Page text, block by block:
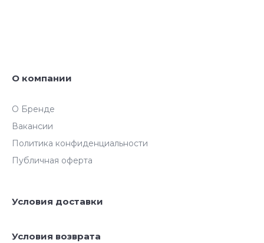
О компании
О Бренде
Вакансии
Политика конфиденциальности
Публичная оферта
Условия доставки
Условия возврата